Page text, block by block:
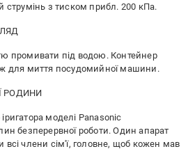
струмінь з тиском прибл. 200 кПа.
промивати під водою. Контейнер
для миття посудомийної машини.
РОДИНИ
моделі Panasonic
безперервної роботи. Один апарат
всі члени сім'ї, головне, щоб кожен мав